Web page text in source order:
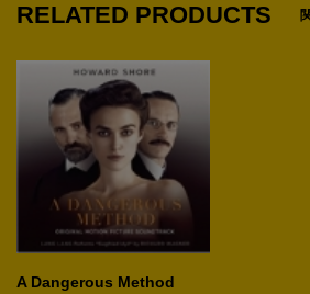
RELATED PRODUCTS
A Dangerous Method